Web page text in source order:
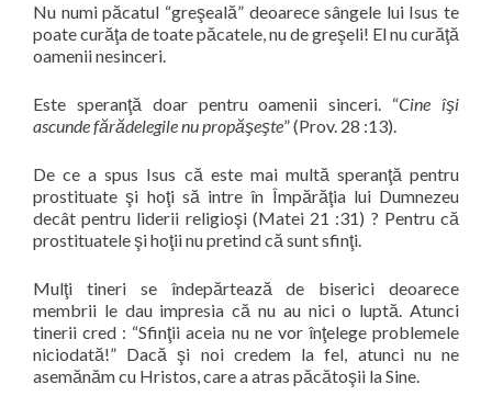
Nu numi păcatul “greşeală” deoarece sângele lui Isus te
poate curăţa de toate păcatele, nu de greşeli! El nu curăţă
oamenii nesinceri.
Este speranţă doar pentru oamenii sinceri. “Cine îşi
ascunde fărădelegile nu propăşeşte” (Prov. 28 :13).
De ce a spus Isus că este mai multă speranţă pentru
prostituate şi hoţi să intre în Împărăţia lui Dumnezeu
decât pentru liderii religioşi (Matei 21 :31) ? Pentru că
prostituatele şi hoţii nu pretind că sunt sfinţi.
Mulţi tineri se îndepărtează de biserici deoarece
membrii le dau impresia că nu au nici o luptă. Atunci
tinerii cred : “Sfinţii aceia nu ne vor înţelege problemele
niciodată!” Dacă şi noi credem la fel, atunci nu ne
asemănăm cu Hristos, care a atras păcătoşii la Sine.